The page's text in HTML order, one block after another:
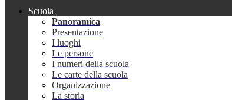
Scuola
Panoramica
Presentazione
I luoghi
Le persone
I numeri della scuola
Le carte della scuola
Organizzazione
La storia